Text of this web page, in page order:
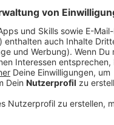
02.02.2026 00:00
neuen Folge seines